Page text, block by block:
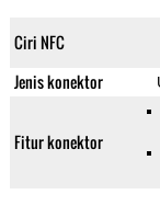
Ciri NFC
Jenis konektor
Fitur konektor